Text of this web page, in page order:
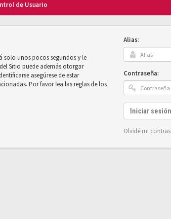
de Usuario
solo unos pocos segundos y le
Sitio puede además otorgar
asegúrese de estar
Por favor lea las reglas de los
Alias:
Contraseña:
Iniciar sesión
Olvidé mi